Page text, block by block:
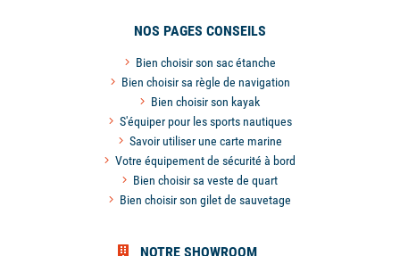
NOS PAGES CONSEILS
Bien choisir son sac étanche
Bien choisir sa règle de navigation
Bien choisir son kayak
S'équiper pour les sports nautiques
Savoir utiliser une carte marine
Votre équipement de sécurité à bord
Bien choisir sa veste de quart
Bien choisir son gilet de sauvetage
NOTRE SHOWROOM